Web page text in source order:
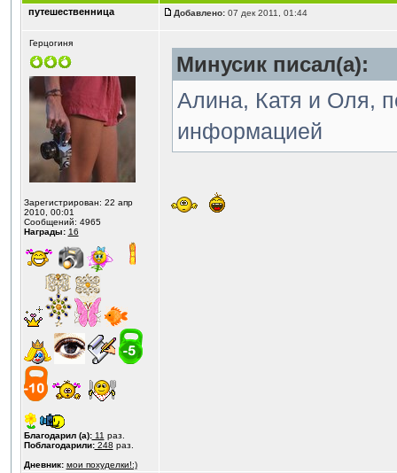
путешественница Добавлено:07 дек 2011, 01:44
Герцогиня
Зарегистрирован: 22 апр
2010, 00:01
Сообщений: 4965
Награды: 16
Благодарил (а):11 раз.
Поблагодарили:248 раз.
Дневник: мои похуделки!:)
Минусик писал(а):
Алина, Катя и Оля,
информацией